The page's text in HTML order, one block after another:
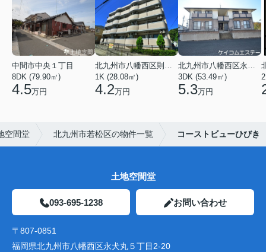
中間市中央１丁目
8DK (79.90㎡)
4.5万円
北九州市八幡西区則松１丁目
1K (28.08㎡)
4.2万円
北九州市八幡西区永犬丸５丁目
3DK (53.49㎡)
5.3万円
空間堂 北九州市若松区の物件一覧 コーストビューひびき
土地空間堂
093-695-1238 お問い合わせ
〒807-0851
福岡県北九州市八幡西区永犬丸５丁目2-20